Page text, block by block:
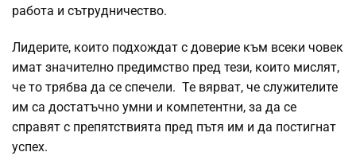
работа и сътрудничество.
Лидерите, които подхождат с доверие към всеки човек
имат значително предимство пред тези, които мислят,
че то трябва да се спечели. Те вярват, че служителите
им са достатъчно умни и компетентни, за да се
справят с препятствията пред пътя им и да постигнат
успех.